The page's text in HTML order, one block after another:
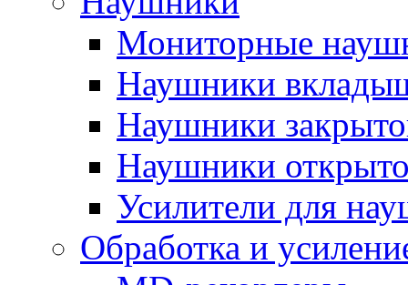
Мониторные
Наушники
Наушники
Наушники
Усилители для
Обработка и